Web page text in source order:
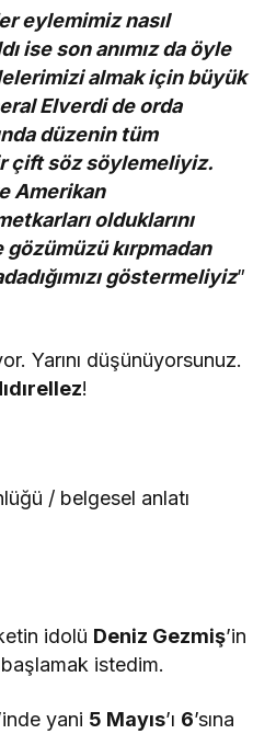
eylemimiz nasıl
ise son anımız da öyle
almak için büyük
Elverdi de orda
düzenin tüm
çift söz söylemeliyiz.
Amerikan
olduklarını
gözümüzü kırpmadan
göstermeliyiz”
Yarını düşünüyorsunuz.
!
/ belgesel anlatı
idolü Deniz Gezmiş’in
istedim.
yani 5 Mayıs’ı 6’sına